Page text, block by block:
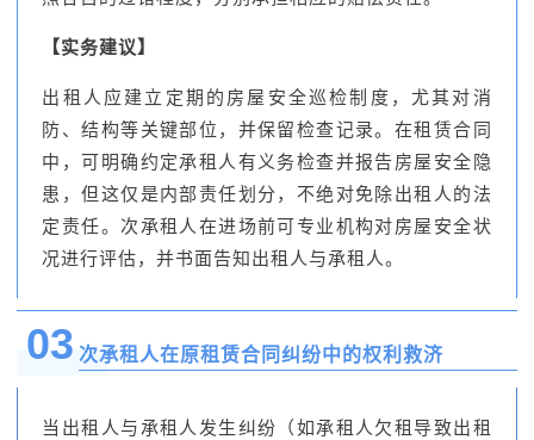
【实务建议】
出租人应建立定期的房屋安全巡检制度，尤其对消
防、结构等关键部位，并保留检查记录。在租赁合同
中，可明确约定承租人有义务检查并报告房屋安全隐
患，但这仅是内部责任划分，不绝对免除出租人的法
定责任。次承租人在进场前可专业机构对房屋安全状
况进行评估，并书面告知出租人与承租人。
03 次承租人在原租赁合同纠纷中的权利救济
当出租人与承租人发生纠纷（如承租人欠租导致出租